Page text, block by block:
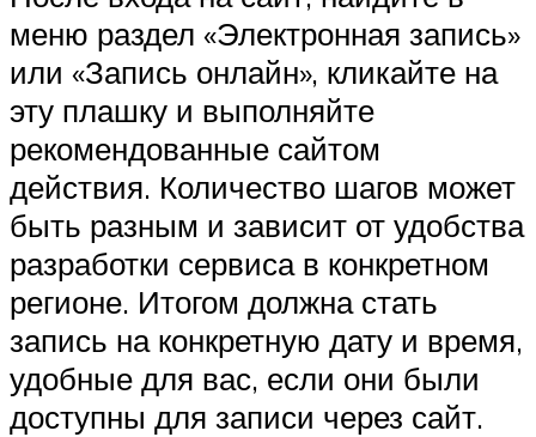
меню раздел «Электронная запись»
или «Запись онлайн», кликайте на
эту плашку и выполняйте
рекомендованные сайтом
действия. Количество шагов может
быть разным и зависит от удобства
разработки сервиса в конкретном
регионе. Итогом должна стать
запись на конкретную дату и время,
удобные для вас, если они были
доступны для записи через сайт.